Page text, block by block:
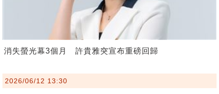
消失螢光幕3個月 許貴雅突宣布重磅回歸
2026/06/12 13:30